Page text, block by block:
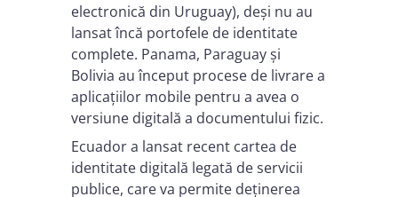
electronică din Uruguay), deși nu au
lansat încă portofele de identitate
complete. Panama, Paraguay și
Bolivia au început procese de livrare a
aplicațiilor mobile pentru a avea o
versiune digitală a documentului fizic.
Ecuador a lansat recent cartea de
identitate digitală legată de servicii
publice, care va permite deținerea